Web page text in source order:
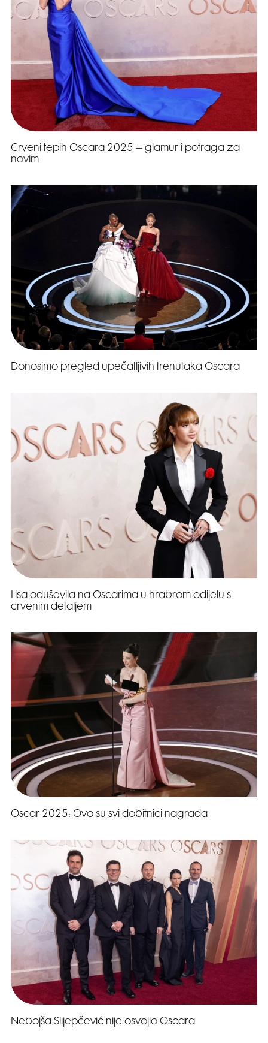
Crveni tepih Oscara 2025 – glamur i potraga za
novim
Donosimo pregled upečatljivih trenutaka Oscara
Lisa oduševila na Oscarima u hrabrom odijelu s
crvenim detaljem
Oscar 2025: Ovo su svi dobitnici nagrada
Nebojša Slijepčević nije osvojio Oscara